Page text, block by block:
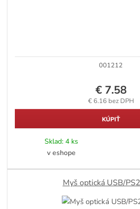
001212
€ 7.58
€ 6.16 bez DPH
KÚPIŤ
Sklad:4 ks
v eshope
Myš optická USB/